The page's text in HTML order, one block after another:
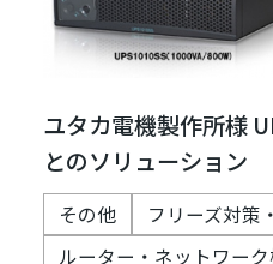
ユタカ電機製作所様
とのソリューション
その他
フリーズ対策
ルーター・ネットワー